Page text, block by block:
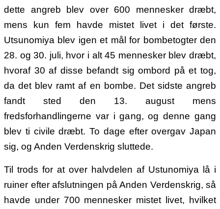
dette angreb blev over 600 mennesker dræbt,
mens kun fem havde mistet livet i det første.
Utsunomiya blev igen et mål for bombetogter den
28. og 30. juli, hvor i alt 45 mennesker blev dræbt,
hvoraf 30 af disse befandt sig ombord på et tog,
da det blev ramt af en bombe. Det sidste angreb
fandt sted den 13. august mens
fredsforhandlingerne var i gang, og denne gang
blev ti civile dræbt. To dage efter overgav Japan
sig, og Anden Verdenskrig sluttede.
Til trods for at over halvdelen af Ustunomiya lå i
ruiner efter afslutningen på Anden Verdenskrig, så
havde under 700 mennesker mistet livet, hvilket